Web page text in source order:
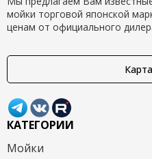
мойки торговой японской
ценам от официального
КАТЕГОРИИ
Мойки